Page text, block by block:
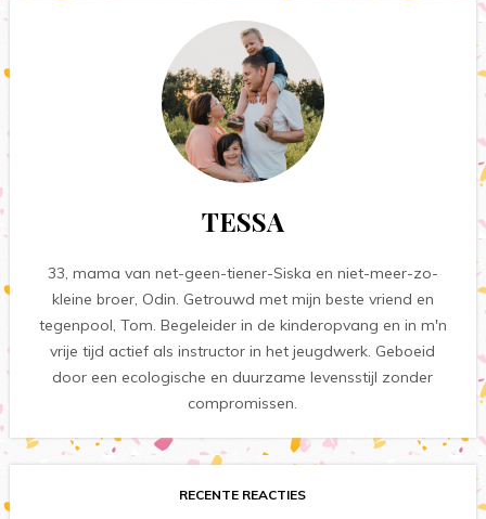
TESSA
33, mama van net-geen-tiener-Siska en niet-meer-zo-
kleine broer, Odin. Getrouwd met mijn beste vriend en
tegenpool, Tom. Begeleider in de kinderopvang en in m'n
vrije tijd actief als instructor in het jeugdwerk. Geboeid
door een ecologische en duurzame levensstijl zonder
compromissen.
RECENTE REACTIES